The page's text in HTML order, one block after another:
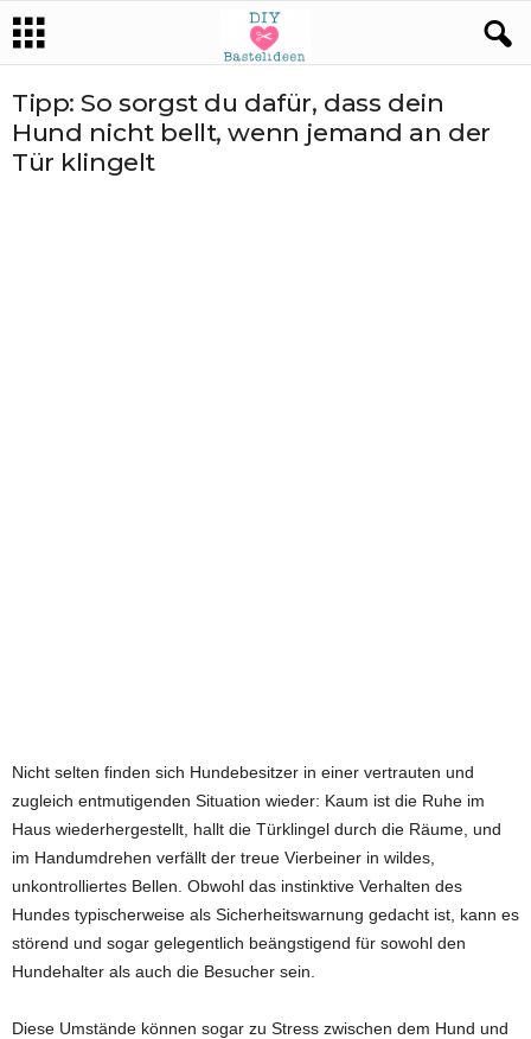
Tipp: So sorgst du dafür, dass dein
Hund nicht bellt, wenn jemand an der
Tür klingelt
Nicht selten finden sich Hundebesitzer in einer vertrauten und
zugleich entmutigenden Situation wieder: Kaum ist die Ruhe im
Haus wiederhergestellt, hallt die Türklingel durch die Räume, und
im Handumdrehen verfällt der treue Vierbeiner in wildes,
unkontrolliertes Bellen. Obwohl das instinktive Verhalten des
Hundes typischerweise als Sicherheitswarnung gedacht ist, kann es
störend und sogar gelegentlich beängstigend für sowohl den
Hundehalter als auch die Besucher sein.
Diese Umstände können sogar zu Stress zwischen dem Hund und